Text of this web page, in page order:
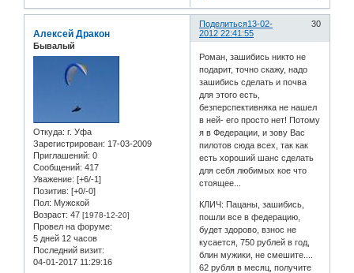
Поделиться 30
13-02-
2012 22:41:55
Алексей Дракон
Бывалый
Откуда: г. Уфа
Зарегистрирован: 17-03-2009
Приглашений: 0
Сообщений: 417
Уважение: [+6/-1]
Позитив: [+0/-0]
Пол: Мужской
Возраст: 47 [1978-12-20]
Провел на форуме:
5 дней 12 часов
Последний визит:
04-01-2017 11:29:16
Роман, зашибись никто не
подарит, точно скажу, надо
зашибись сделать и почва
для этого есть,
безперспективняка не нашел
в ней- его просто нет! Потому
я в Федерации, и зову Вас
пилотов сюда всех, так как
есть хороший шанс сделать
для себя любимых кое что
стоящее...
КЛИЧ: Пацаны, зашибись,
пошли все в федерацию,
будет здорово, взнос не
кусается, 750 рублей в год,
блин мужики, не смешите....
62 рубля в месяц, получите